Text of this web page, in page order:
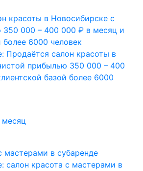
Продаётся салон красоты в
прибылью 350 000 – 400
базой более 6000
салон красота с мастерами в